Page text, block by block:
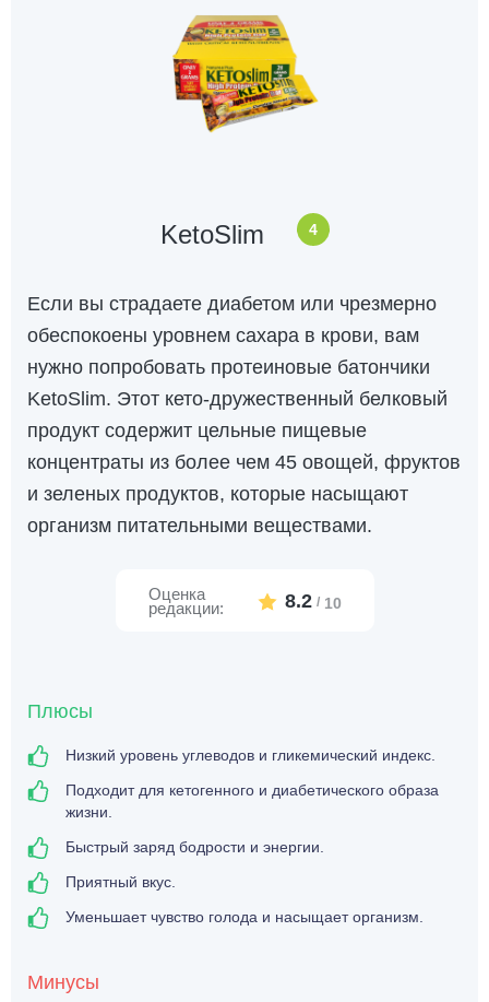
KetoSlim 4
Если вы страдаете диабетом или чрезмерно
обеспокоены уровнем сахара в крови, вам
нужно попробовать протеиновые батончики
KetoSlim. Этот кето-дружественный белковый
продукт содержит цельные пищевые
концентраты из более чем 45 овощей, фруктов
и зеленых продуктов, которые насыщают
организм питательными веществами.
Оценка
редакции: 8.2 / 10
Плюсы
Низкий уровень углеводов и гликемический индекс.
Подходит для кетогенного и диабетического образа
жизни.
Быстрый заряд бодрости и энергии.
Приятный вкус.
Уменьшает чувство голода и насыщает организм.
Минусы